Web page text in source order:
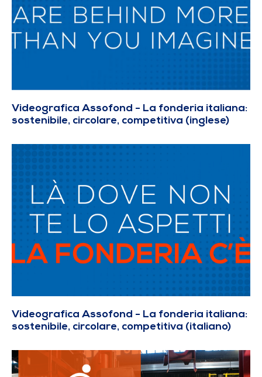
Videografica Assofond - La fonderia italiana:
sostenibile, circolare, competitiva (inglese)
Videografica Assofond - La fonderia italiana:
sostenibile, circolare, competitiva (italiano)